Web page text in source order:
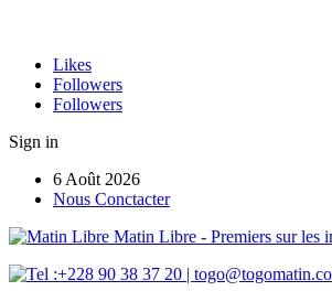
Likes
Followers
Followers
Sign in
6 Août 2026
Nous Conctacter
Matin Libre - Premiers sur les